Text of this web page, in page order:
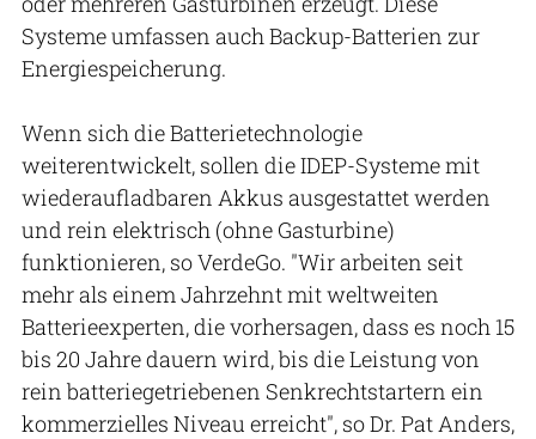
Systeme umfassen auch Backup-Batterien zur
Energiespeicherung.
Wenn sich die Batterietechnologie
weiterentwickelt, sollen die IDEP-Systeme mit
wiederaufladbaren Akkus ausgestattet werden
und rein elektrisch (ohne Gasturbine)
funktionieren, so VerdeGo. "Wir arbeiten seit
mehr als einem Jahrzehnt mit weltweiten
Batterieexperten, die vorhersagen, dass es noch 15
bis 20 Jahre dauern wird, bis die Leistung von
rein batteriegetriebenen Senkrechtstartern ein
kommerzielles Niveau erreicht", so Dr. Pat Anders,